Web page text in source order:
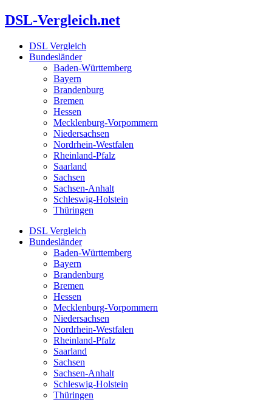
Zum
Inhalt
DSL-Vergleich.net
DSL Vergleich
Bundesländer
Baden-Württemberg
Bayern
Brandenburg
Bremen
Hessen
Mecklenburg-Vorpommern
Niedersachsen
Nordrhein-Westfalen
Rheinland-Pfalz
Saarland
Sachsen
Sachsen-Anhalt
Schleswig-Holstein
Thüringen
DSL Vergleich
Bundesländer
Baden-Württemberg
Bayern
Brandenburg
Bremen
Hessen
Mecklenburg-Vorpommern
Niedersachsen
Nordrhein-Westfalen
Rheinland-Pfalz
Saarland
Sachsen
Sachsen-Anhalt
Schleswig-Holstein
Thüringen